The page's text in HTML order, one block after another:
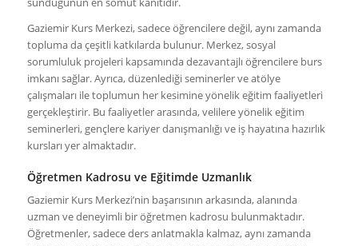
Gaziemir Kurs Merkezi, sadece öğrencilere değil, aynı zamanda
topluma da çeşitli katkılarda bulunur. Merkez, sosyal
sorumluluk projeleri kapsamında dezavantajlı öğrencilere burs
imkanı sağlar. Ayrıca, düzenlediği seminerler ve atölye
çalışmaları ile toplumun her kesimine yönelik eğitim faaliyetleri
gerçekleştirir. Bu faaliyetler arasında, velilere yönelik eğitim
seminerleri, gençlere kariyer danışmanlığı ve iş hayatına hazırlık
kursları yer almaktadır.
Öğretmen Kadrosu ve Eğitimde Uzmanlık
Gaziemir Kurs Merkezi’nin başarısının arkasında, alanında
uzman ve deneyimli bir öğretmen kadrosu bulunmaktadır.
Öğretmenler, sadece ders anlatmakla kalmaz, aynı zamanda